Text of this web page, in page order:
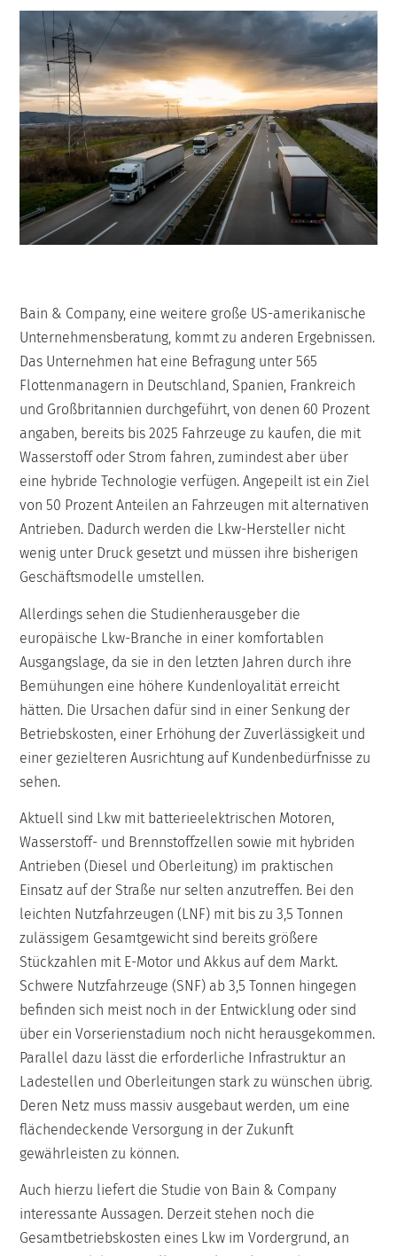
Bain & Company, eine weitere große US-amerikanische
Unternehmensberatung, kommt zu anderen Ergebnissen.
Das Unternehmen hat eine Befragung unter 565
Flottenmanagern in Deutschland, Spanien, Frankreich
und Großbritannien durchgeführt, von denen 60 Prozent
angaben, bereits bis 2025 Fahrzeuge zu kaufen, die mit
Wasserstoff oder Strom fahren, zumindest aber über
eine hybride Technologie verfügen. Angepeilt ist ein Ziel
von 50 Prozent Anteilen an Fahrzeugen mit alternativen
Antrieben. Dadurch werden die Lkw-Hersteller nicht
wenig unter Druck gesetzt und müssen ihre bisherigen
Geschäftsmodelle umstellen.
Allerdings sehen die Studienherausgeber die
europäische Lkw-Branche in einer komfortablen
Ausgangslage, da sie in den letzten Jahren durch ihre
Bemühungen eine höhere Kundenloyalität erreicht
hätten. Die Ursachen dafür sind in einer Senkung der
Betriebskosten, einer Erhöhung der Zuverlässigkeit und
einer gezielteren Ausrichtung auf Kundenbedürfnisse zu
sehen.
Aktuell sind Lkw mit batterieelektrischen Motoren,
Wasserstoff- und Brennstoffzellen sowie mit hybriden
Antrieben (Diesel und Oberleitung) im praktischen
Einsatz auf der Straße nur selten anzutreffen. Bei den
leichten Nutzfahrzeugen (LNF) mit bis zu 3,5 Tonnen
zulässigem Gesamtgewicht sind bereits größere
Stückzahlen mit E-Motor und Akkus auf dem Markt.
Schwere Nutzfahrzeuge (SNF) ab 3,5 Tonnen hingegen
befinden sich meist noch in der Entwicklung oder sind
über ein Vorserienstadium noch nicht herausgekommen.
Parallel dazu lässt die erforderliche Infrastruktur an
Ladestellen und Oberleitungen stark zu wünschen übrig.
Deren Netz muss massiv ausgebaut werden, um eine
flächendeckende Versorgung in der Zukunft
gewährleisten zu können.
Auch hierzu liefert die Studie von Bain & Company
interessante Aussagen. Derzeit stehen noch die
Gesamtbetriebskosten eines Lkw im Vordergrund, an